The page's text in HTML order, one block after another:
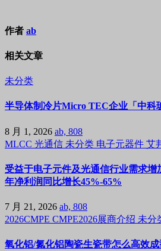
作者 ab
相关文章
未分类
半导体制冷片Micro TEC企业「中科
8 月 1, 2026 ab, 808
MLCC 光通信 未分类 电子元器件 艾
受益于电子元件及光通信行业需求增
年净利润同比增长45%-65%
7 月 21, 2026 ab, 808
2026CMPE CMPE2026展商介绍 未分
氧化铝/氮化铝陶瓷生瓷带怎么高效